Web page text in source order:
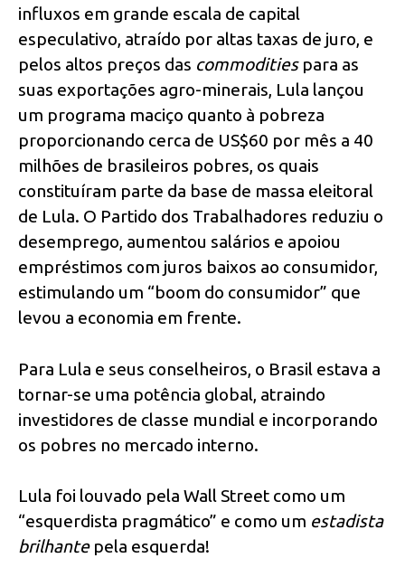
influxos em grande escala de capital
especulativo, atraído por altas taxas de juro, e
pelos altos preços das commodities para as
suas exportações agro-minerais, Lula lançou
um programa maciço quanto à pobreza
proporcionando cerca de US$60 por mês a 40
milhões de brasileiros pobres, os quais
constituíram parte da base de massa eleitoral
de Lula. O Partido dos Trabalhadores reduziu o
desemprego, aumentou salários e apoiou
empréstimos com juros baixos ao consumidor,
estimulando um “boom do consumidor” que
levou a economia em frente.
Para Lula e seus conselheiros, o Brasil estava a
tornar-se uma potência global, atraindo
investidores de classe mundial e incorporando
os pobres no mercado interno.
Lula foi louvado pela Wall Street como um
“esquerdista pragmático” e como um estadista
brilhante pela esquerda!